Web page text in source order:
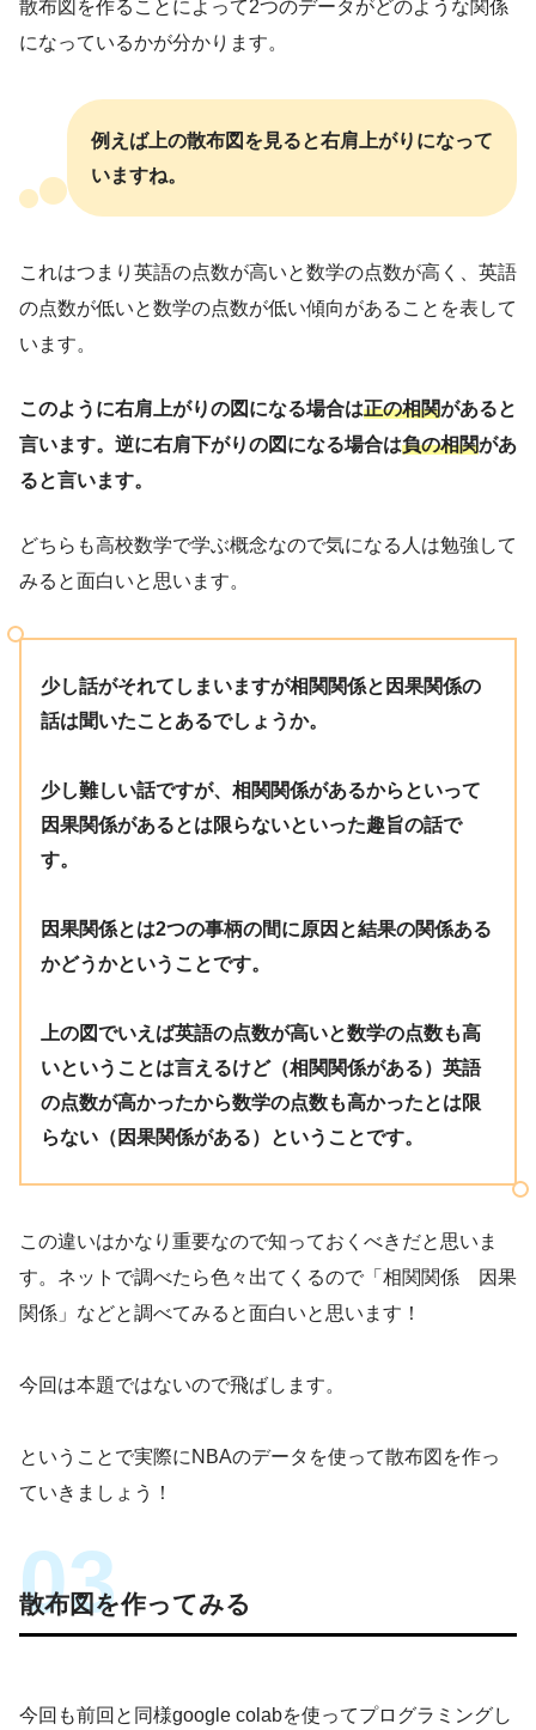
散布図を作ることによって2つのデータがどのような関係
になっているかが分かります。
例えば上の散布図を見ると右肩上がりになって
いますね。
これはつまり英語の点数が高いと数学の点数が高く、英語
の点数が低いと数学の点数が低い傾向があることを表して
います。
このように右肩上がりの図になる場合は正の相関があると
言います。逆に右肩下がりの図になる場合は負の相関があ
ると言います。
どちらも高校数学で学ぶ概念なので気になる人は勉強して
みると面白いと思います。
少し話がそれてしまいますが相関関係と因果関係の
話は聞いたことあるでしょうか。
少し難しい話ですが、相関関係があるからといって
因果関係があるとは限らないといった趣旨の話で
す。
因果関係とは2つの事柄の間に原因と結果の関係ある
かどうかということです。
上の図でいえば英語の点数が高いと数学の点数も高
いということは言えるけど（相関関係がある）英語
の点数が高かったから数学の点数も高かったとは限
らない（因果関係がある）ということです。
この違いはかなり重要なので知っておくべきだと思いま
す。ネットで調べたら色々出てくるので「相関関係 因果
関係」などと調べてみると面白いと思います！
今回は本題ではないので飛ばします。
ということで実際にNBAのデータを使って散布図を作っ
ていきましょう！
散布図を作ってみる
今回も前回と同様google colabを使ってプログラミングし